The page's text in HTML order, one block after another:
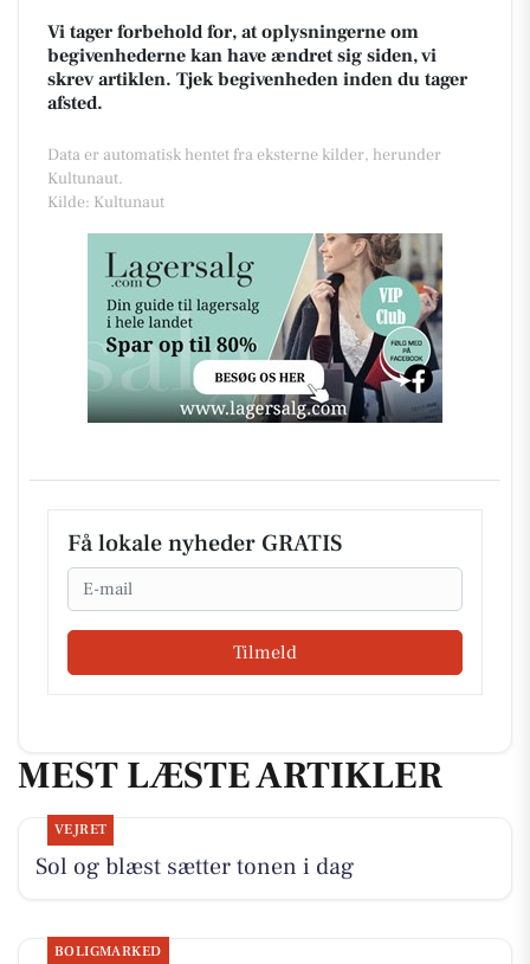
Vi tager forbehold for, at oplysningerne om
begivenhederne kan have ændret sig siden, vi
skrev artiklen. Tjek begivenheden inden du tager
afsted.
Data er automatisk hentet fra eksterne kilder, herunder
Kultunaut.
Kilde: Kultunaut
Få lokale nyheder GRATIS
Email
Tilmeld
MEST LÆSTE ARTIKLER
VEJRET
Sol og blæst sætter tonen i dag
BOLIGMARKED